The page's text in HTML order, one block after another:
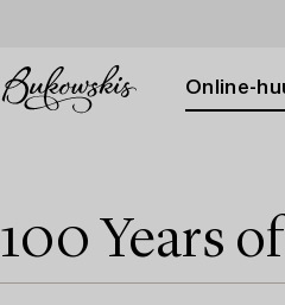
Online-
100 Years